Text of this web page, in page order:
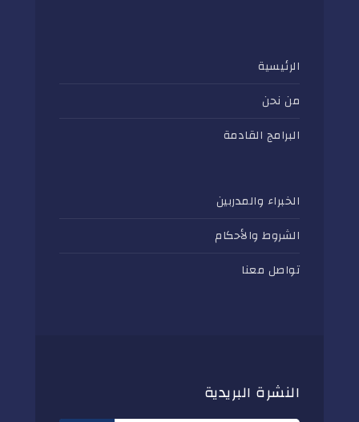
الرئيسية
من نحن
البرامج القادمة
الخبراء والمدربين
الشروط والأحكام
تواصل معنا
النشرة البريدية